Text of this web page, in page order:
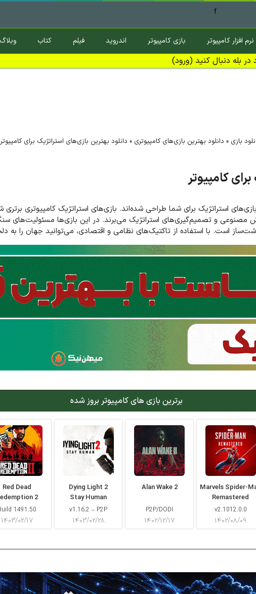
f
نرم افزار کامپیوتر بازی کامپیوتر اندروید فیلم کتاب وبلاگ
بله دنبال کنید (ورود)
بازی » دانلود بهترین بازی‌های کامپیوتری » دانلود بهترین بازی‌های استراتژیک برای کامپیوتر
کامپیوتر
استراتژیک برای شما طراحی شده‌اند. بازی‌های استراتژیک کامپیوتری
و تصمیم‌گیری‌های استراتژیک می‌برند. در این بازی‌ها مسئولیت‌های‌
است. با استفاده از تاکتیک‌های نظامی و اقتصادی، می‌توانید جهان را به
برترین بازی های کامپیوتر بروز شده
Red Dead
2
1491.50
۱۴۰۳/۰۲/۱۷
Dying Light 2
Stay Human
v1.16.2 – P2P
۱۴۰۳/۰۲/۲۸
Alan Wake 2
P2P/DODI
۱۴۰۲/۱۲/۱۷
Marvels Spider-
Remastered
v2.1012.0.0
۱۴۰۲/۰۸/۰۹